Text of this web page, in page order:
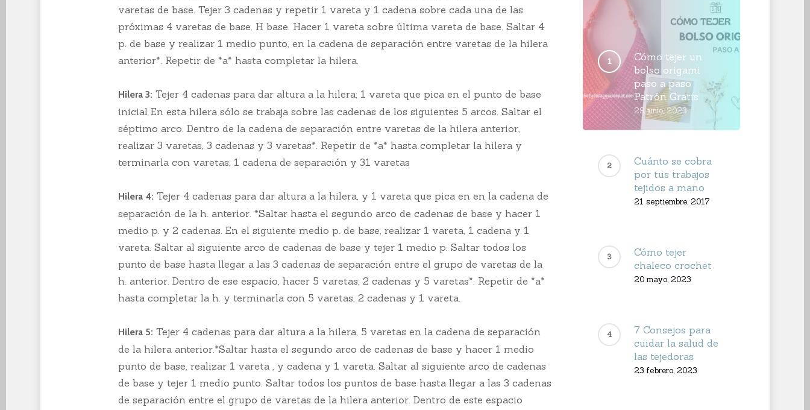
varetas de base. Tejer 3 cadenas y repetir 1 vareta y 1 cadena sobre cada una de las
próximas 4 varetas de base. H base. Hacer 1 vareta sobre última vareta de base. Saltar 4
p. de base y realizar 1 medio punto, en la cadena de separación entre varetas de la hilera
anterior*. Repetir de *a* hasta completar la hilera.
Hilera 3: Tejer 4 cadenas para dar altura a la hilera; 1 vareta que pica en el punto de base
inicial En esta hilera sólo se trabaja sobre las cadenas de los siguientes 5 arcos. Saltar el
séptimo arco. Dentro de la cadena de separación entre varetas de la hilera anterior,
realizar 3 varetas, 3 cadenas y 3 varetas*. Repetir de *a* hasta completar la hilera y
terminarla con varetas, 1 cadena de separación y 31 varetas
Hilera 4: Tejer 4 cadenas para dar altura a la hilera, y 1 vareta que pica en en la cadena de
separación de la h. anterior. *Saltar hasta el segundo arco de cadenas de base y hacer 1
medio p. y 2 cadenas. En el siguiente medio p. de base, realizar 1 vareta, 1 cadena y 1
vareta. Saltar al siguiente arco de cadenas de base y tejer 1 medio p. Saltar todos los
punto de base hasta llegar a las 3 cadenas de separación entre el grupo de varetas de la
h. anterior. Dentro de ese espacio, hacer 5 varetas, 2 cadenas y 5 varetas*. Repetir de *a*
hasta completar la h. y terminarla con 5 varetas, 2 cadenas y 1 vareta.
Hilera 5: Tejer 4 cadenas para dar altura a la hilera, 5 varetas en la cadena de separación
de la hilera anterior.*Saltar hasta el segundo arco de cadenas de base y hacer 1 medio
punto de base, realizar 1 vareta , y cadena y 1 vareta. Saltar al siguiente arco de cadenas
de base y tejer 1 medio punto. Saltar todos los puntos de base hasta llegar a las 3 cadenas
de separación entre el grupo de varetas de la hilera anterior. Dentro de este espacio
Cómo tejer un
bolso origami
paso a paso
Patrón Gratis
29 junio, 2023
Cuánto se cobra
por tus trabajos
tejidos a mano
21 septiembre, 2017
Cómo tejer
chaleco crochet
20 mayo, 2023
7 Consejos para
cuidar la salud de
las tejedoras
23 febrero, 2023